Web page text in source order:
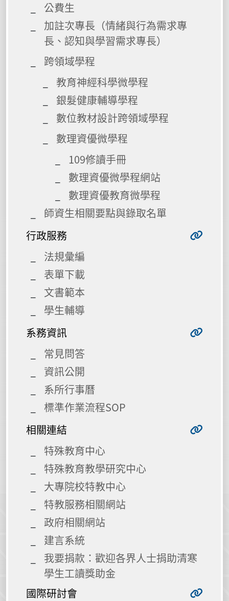
公費生
加註次專長（情緒與行為需求專
長、認知與學習需求專長）
跨領域學程
教育神經科學微學程
銀髮健康輔導學程
數位教材設計跨領域學程
數理資優微學程
109修讀手冊
數理資優微學程網站
數理資優教育微學程
師資生相關要點與錄取名單
行政服務
法規彙編
表單下載
文書範本
學生輔導
系務資訊
常見問答
資訊公開
系所行事曆
標準作業流程SOP
相關連結
特殊教育中心
特殊教育教學研究中心
大專院校特教中心
特教服務相關網站
政府相關網站
建言系統
我要捐款：歡迎各界人士捐助清寒
學生工讀獎助金
國際研討會